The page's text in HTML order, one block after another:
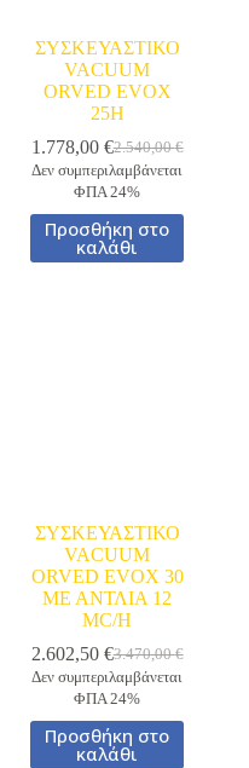
ΣΥΣΚΕΥΑΣΤΙΚΟ
VACUUM
ORVED EVOX
25H
2.540,00€
Original
price
was:
2.540,00 €.
1.778,00 €
Η
τρέχουσα
τιμή
είναι:
1.778,00 €.
Δεν συμπεριλαμβάνεται
ΦΠΑ 24%
Προσθήκη στο
καλάθι
ΣΥΣΚΕΥΑΣΤΙΚΟ
VACUUM
ORVED EVOX 30
ΜΕ ΑΝΤΛΙΑ 12
MC/H
3.470,00€
Original
price
was:
3.470,00 €.
2.602,50 €
Η
τρέχουσα
τιμή
είναι:
2.602,50 €.
Δεν συμπεριλαμβάνεται
ΦΠΑ 24%
Προσθήκη στο
καλάθι